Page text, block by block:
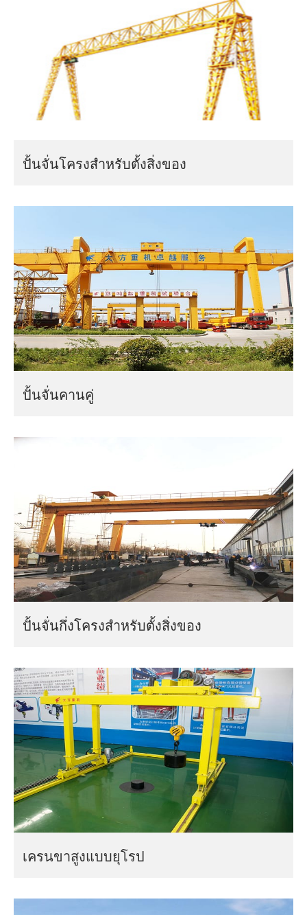
ปั้นจั่นโครงสำหรับตั้งสิ่งของ
ปั้นจั่นคานคู่
ปั้นจั่นกึ่งโครงสำหรับตั้งสิ่งของ
เครนขาสูงแบบยุโรป